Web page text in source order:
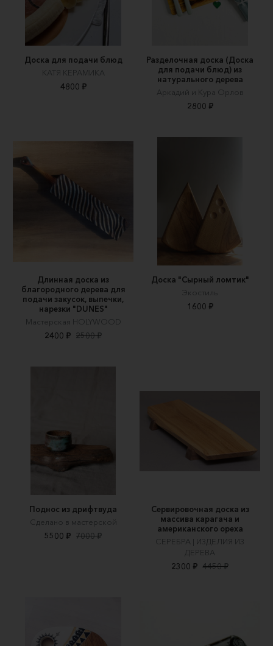
Доска для подачи блюд
КАТЯ КЕРАМИКА
4800 ₽
Разделочная доска (Доска
для подачи блюд) из
натурального дерева
Аркадий и Кура Орлов
2800 ₽
Длинная доска из
благородного дерева для
подачи закусок, выпечки,
нарезки "DUNES"
Мастерская HOLYWOOD
2400 ₽ 2500 ₽
Доска "Сырный ломтик"
Экостиль
1600 ₽
Поднос из дрифтвуда
Сделано в мастерской
5500 ₽ 7000 ₽
Сервировочная доска из
массива карагача и
американского ореха
СЕРЕБРА | ИЗДЕЛИЯ ИЗ
ДЕРЕВА
2300 ₽ 4450 ₽